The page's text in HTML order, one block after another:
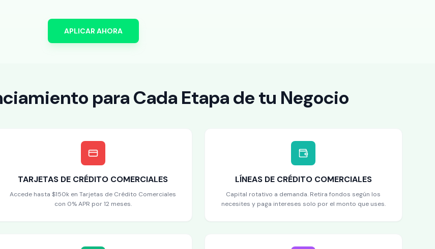
APLICAR AHORA
para Cada Etapa de tu Negocio
TARJETAS DE CRÉDITO COMERCIALES
Accede hasta $150k en Tarjetas de Crédito Comerciales
con 0% APR por 12 meses.
LÍNEAS DE CRÉDITO COMERCIALES
Capital rotativo a demanda. Retira fondos según los
necesites y paga intereses solo por el monto que uses.